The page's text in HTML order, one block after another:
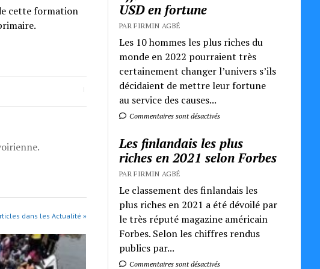
cette formation
dans les Actualité »
USD en fortune
PAR FIRMIN AGBÉ
Les 10 hommes les plus riches du
monde en 2022 pourraient très
certainement changer l’univers s’ils
décidaient de mettre leur fortune
au service des causes...
Commentaires sont désactivés
Les finlandais les plus
riches en 2021 selon Forbes
PAR FIRMIN AGBÉ
Le classement des finlandais les
plus riches en 2021 a été dévoilé par
le très réputé magazine américain
Forbes. Selon les chiffres rendus
publics par...
Commentaires sont désactivés